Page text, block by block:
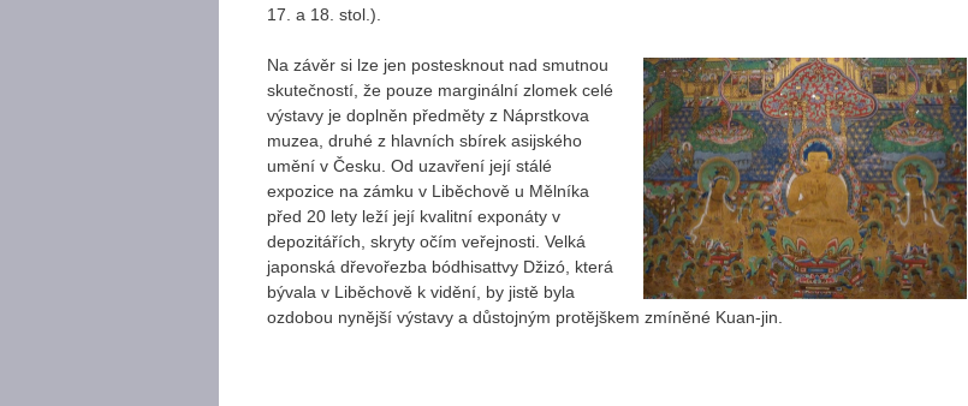
17. a 18. stol.).
Na závěr si lze jen postesknout nad smutnou
skutečností, že pouze marginální zlomek celé
výstavy je doplněn předměty z Náprstkova
muzea, druhé z hlavních sbírek asijského
umění v Česku. Od uzavření její stálé
expozice na zámku v Liběchově u Mělníka
před 20 lety leží její kvalitní exponáty v
depozitářích, skryty očím veřejnosti. Velká
japonská dřevořezba bódhisattvy Džizó, která
bývala v Liběchově k vidění, by jistě byla
ozdobou nynější výstavy a důstojným protějškem zmíněné Kuan-jin.